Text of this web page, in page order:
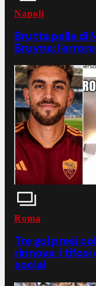
Napoli
Brutta palla di
Bruyne:
Roma
Tre gol presi
rinnova: i tifosi
social